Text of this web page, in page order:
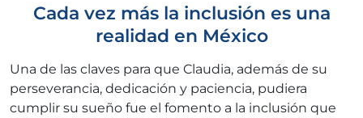
Cada vez más la inclusión es una
realidad en México
Una de las claves para que Claudia, además de su
perseverancia, dedicación y paciencia, pudiera
cumplir su sueño fue el fomento a la inclusión que